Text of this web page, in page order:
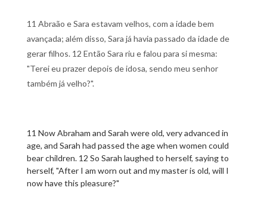
11 Abraão e Sara estavam velhos, com a idade bem
avançada; além disso, Sara já havia passado da idade de
gerar filhos. 12 Então Sara riu e falou para si mesma:
"Terei eu prazer depois de idosa, sendo meu senhor
também já velho?".
11 Now Abraham and Sarah were old, very advanced in
age, and Sarah had passed the age when women could
bear children. 12 So Sarah laughed to herself, saying to
herself, "After I am worn out and my master is old, will I
now have this pleasure?"